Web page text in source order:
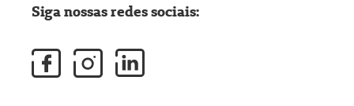
Siga nossas redes sociais: